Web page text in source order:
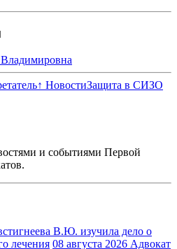
↑ НовостиЗащита в СИЗО
и событиями Первой
В.Ю. изучила дело о
лечения 08 августа 2026 Адвокат